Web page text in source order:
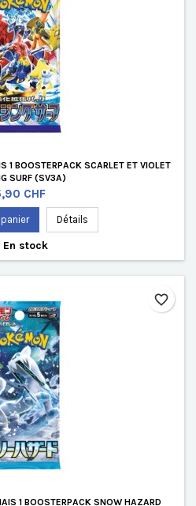
1 BOOSTERPACK SCARLET ET VIOLET
SURF (SV3A)
CHF
Détails
En stock
1 BOOSTERPACK SNOW HAZARD
favorite_border